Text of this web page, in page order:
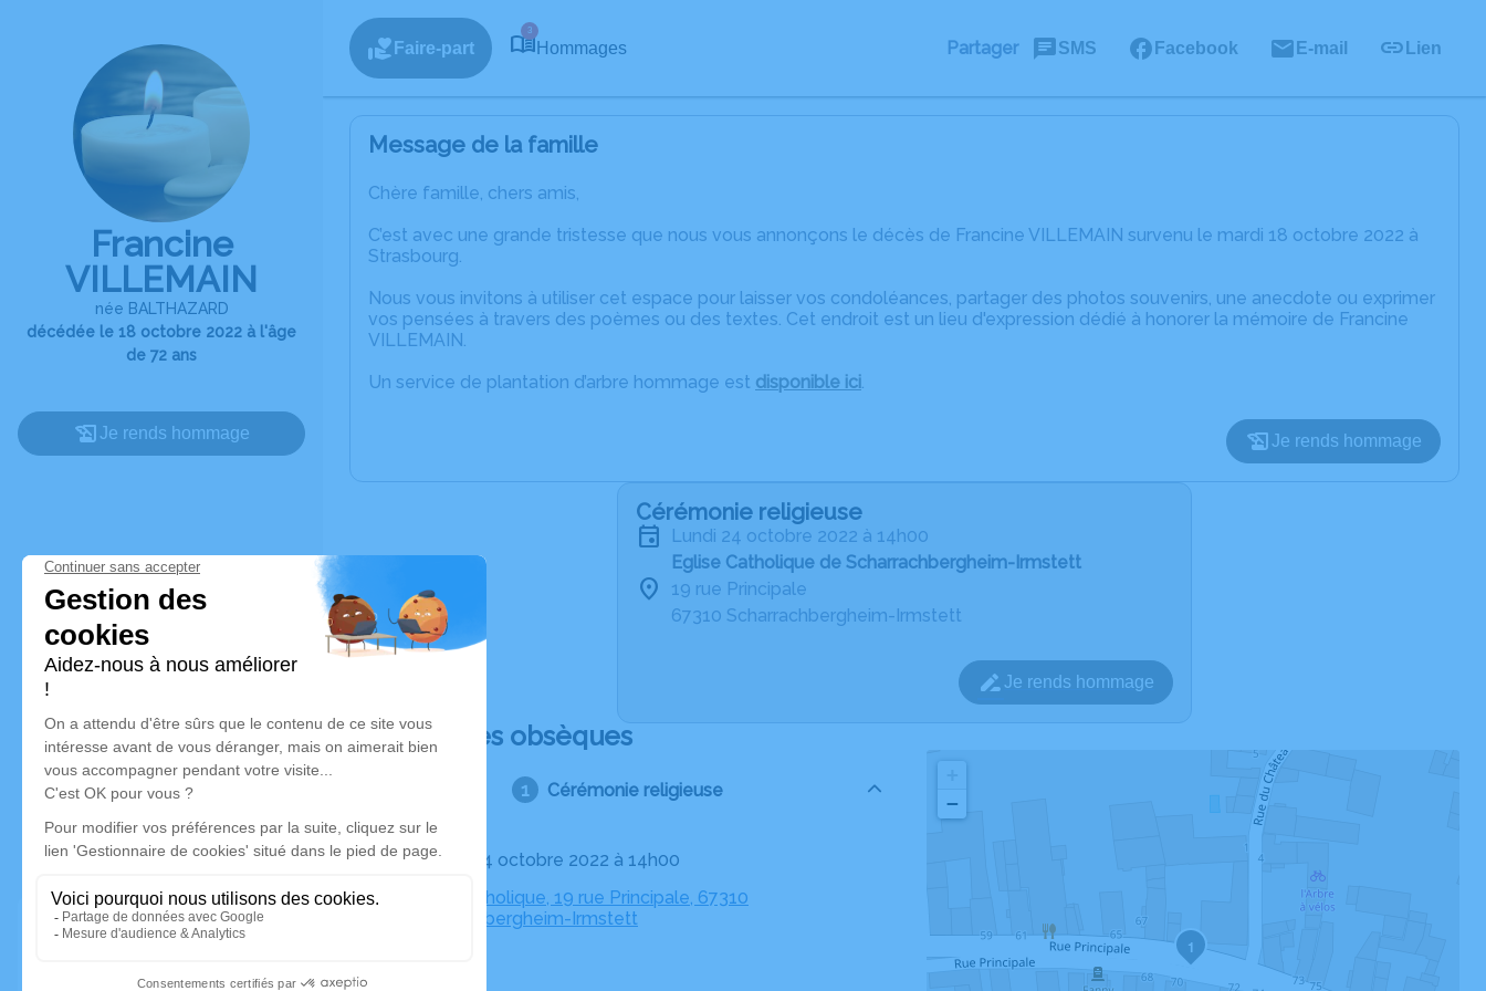
Francine
VILLEMAIN
née BALTHAZARD
décédée le 18 octobre 2022 à l'âge
de 72 ans
Je rends hommage
Faire-part
3
Hommages Partager SMS Facebook E-mail Lien
Message de la famille
Chère famille, chers amis,
C’est avec une grande tristesse que nous vous annonçons le décès de Francine VILLEMAIN survenu le mardi 18 octobre 2022 à
Strasbourg.
Nous vous invitons à utiliser cet espace pour laisser vos condoléances, partager des photos souvenirs, une anecdote ou exprimer
vos pensées à travers des poèmes ou des textes. Cet endroit est un lieu d'expression dédié à honorer la mémoire de Francine
VILLEMAIN.
Un service de plantation d’arbre hommage est disponible ici.
Je rends hommage
Cérémonie religieuse
lundi 24 octobre 2022 à 14h00
Eglise Catholique de Scharrachbergheim-Irmstett
19 rue Principale
67310 Scharrachbergheim-Irmstett
Je rends hommage
Déroulé des obsèques
Cérémonie religieuse
Le lundi 24 octobre 2022 à 14h00
Eglise Catholique, 19 rue Principale, 67310
Scharrachbergheim-Irmstett
1
−